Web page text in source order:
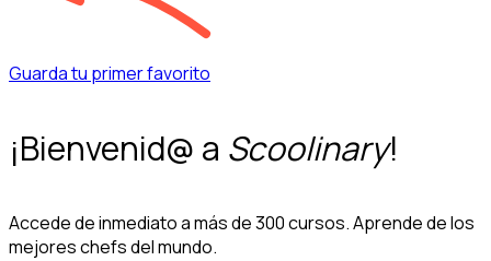
Guarda tu primer favorito
¡Bienvenid@ a Scoolinary!
Accede de inmediato a más de 300 cursos. Aprende de los
mejores chefs del mundo.